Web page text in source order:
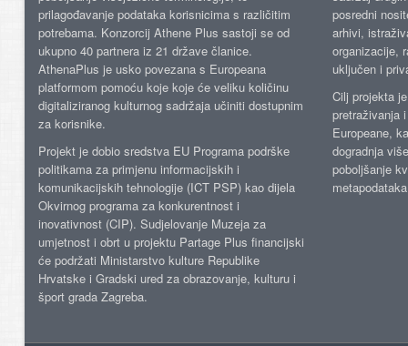
prilagođavanje podataka korisnicima s različitim
potrebama. Konzorcij Athene Plus sastoji se od
ukupno 40 partnera iz 21 države članice.
AthenaPlus je usko povezana s Europeana
platformom pomoću koje koje će veliku količinu
digitaliziranog kulturnog sadržaja učiniti dostupnim
za korisnike.
Projekt je dobio sredstva EU Programa podrške
politikama za primjenu informacijskih i
komunikacijskih tehnologije (ICT PSP) kao dijela
Okvirnog programa za konkurentnost i
inovativnost (CIP). Sudjelovanje Muzeja za
umjetnost i obrt u projektu Partage Plus financijski
će podržati Ministarstvo kulture Republike
Hrvatske i Gradski ured za obrazovanje, kulturu i
šport grada Zagreba.
posredni
arhivi,
organizacije,
uključen i
Cilj projekta
pretraživanja
Europeane,
dogradnja
poboljšanje